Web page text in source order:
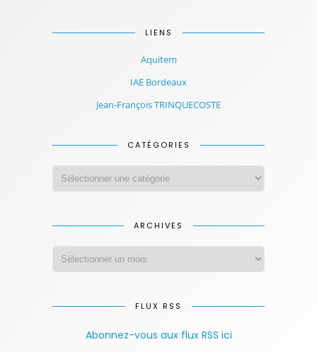
LIENS
Aquitem
IAE Bordeaux
Jean-François TRINQUECOSTE
CATÉGORIES
ARCHIVES
FLUX RSS
Abonnez-vous aux flux RSS ici